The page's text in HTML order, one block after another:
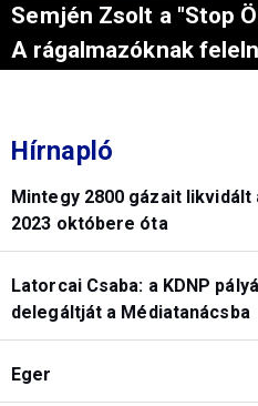
Semjén Zsolt a "Stop
A rágalmazóknak
Hírnapló
Mintegy 2800 gázait
2023 októbere óta
Latorcai Csaba: a KDNP
delegáltját a Médiatanácsba
Eger